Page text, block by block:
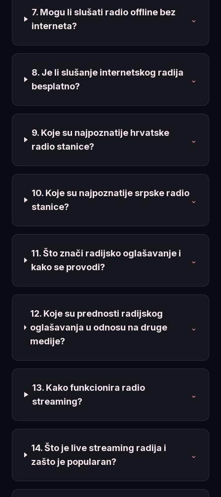
7. Mogu li slušati radio offline bez
interneta?
⌄
8. Je li slušanje internetskog radija
besplatno?
⌄
9. Koje su najpoznatije hrvatske
radio stanice?
⌄
10. Koje su najpoznatije srpske radio
stanice?
⌄
11. Što znači radijsko oglašavanje i
kako se provodi?
⌄
12. Koje su prednosti radijskog
oglašavanja u odnosu na druge
medije?
⌄
13. Kako funkcionira radio
streaming?
⌄
14. Što je live streaming radija i
zašto je popularan?
⌄